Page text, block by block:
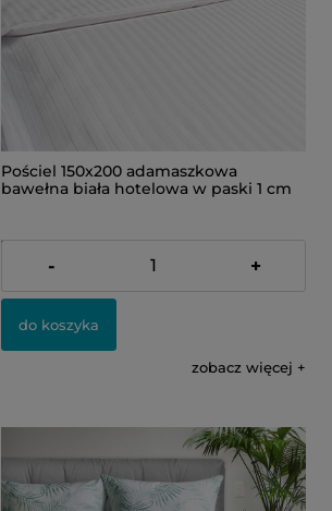
Pościel 150x200 adamaszkowa
bawełna biała hotelowa w paski 1 cm
179,00 zł
- +
do koszyka
zobacz więcej